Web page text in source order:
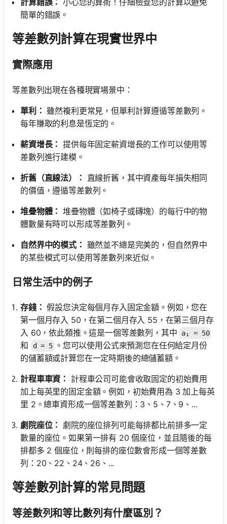
簡單的錯誤。
等差數列計算在現實世界中
實際應用
等差數列出現在各種現實場景中：
單利： 雖然複利更常見，但單利計算遵循等差數列。
每年賺取的利息是恆定的。
薪資增長： 提供每年固定薪資增長的工作可以使用等
差數列進行建模。
折舊（直線法）： 直線折舊，其中資產每年損失相同
的價值，遵循等差數列。
堆疊物體： 堆疊物體（如椅子或磚塊）的每行中的物
體數量有時可以形成等差數列。
自然界中的模式： 雖然並不總是完美的，但自然界中
的某些模式可以使用等差數列來近似。
日常生活中的例子
存錢： 假設您決定每個月存入固定金額。例如，您在
第一個月存入 50，在第二個月存入 55，在第三個月存
入 60，依此類推。這是一個等差數列，其中
a₁ = 50
和 d = 5 。您可以使用公式來預測您在任何給定月份
的儲蓄額或計算您在一定時期後的總儲蓄額。
計程車車資： 計程車公司可能會收取固定的初始費用
加上每英里的固定金額。例如，初始費用為 3 加上每英
里 2。總車資形成一個等差數列：3、5、7、9、...
劇院座位： 劇院的座位排列可能每排都比前排多一定
數量的座位。如果第一排有 20 個座位，並且隨後的每
排都多 2 個座位，則每排的座位數會形成一個等差數
列：20、22、24、26、...
等差數列計算的常見問題
等差數列和等比數列有什麼區別？